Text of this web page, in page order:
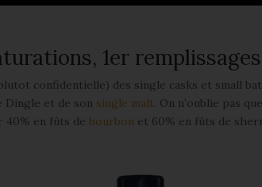
1er remplissages
confidentielle) des single casks et small
Dingle et de son single malt. On n’oublie pas
40% en fûts debourbon et 60% en fûts de